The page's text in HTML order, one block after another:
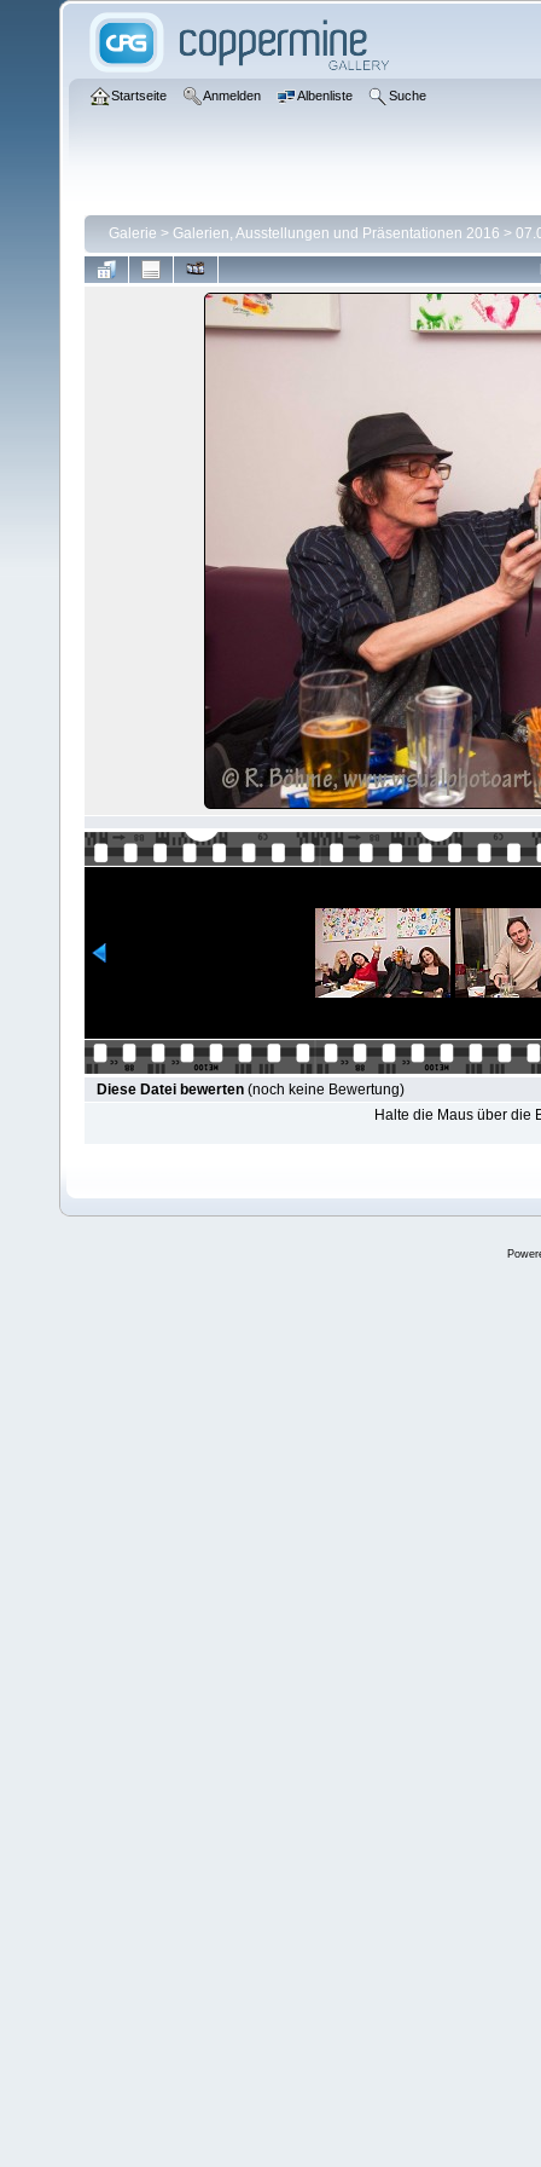
Startseite Anmelden Albenliste Suche
Galerie > Galerien, Ausstellungen und Präsentationen 2016 >
Diese Datei bewerten (noch keine Bewertung)
Halte die Maus über die